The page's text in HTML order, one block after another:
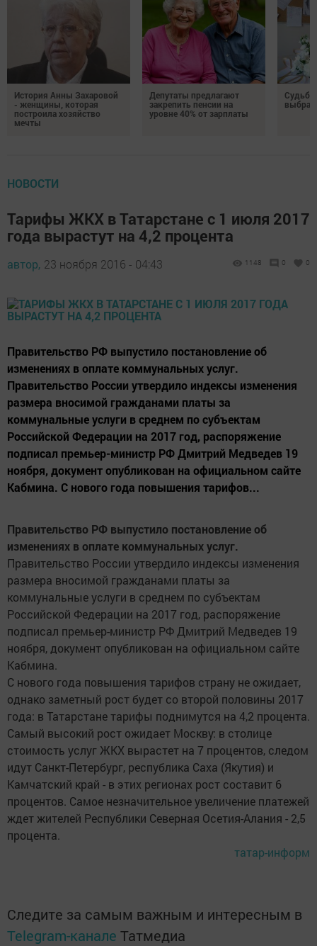
История Анны Захаровой
- женщины, которая
построила хозяйство
мечты
Депутаты предлагают
закрепить пенсии на
уровне 40% от зарплаты
НОВОСТИ
Тарифы ЖКХ в Татарстане с 1 июля 2017
года вырастут на 4,2 процента
автор, 23 ноября 2016 - 04:43 1148 0 0
Правительство РФ выпустило постановление об
изменениях в оплате коммунальных услуг.
Правительство России утвердило индексы изменения
размера вносимой гражданами платы за
коммунальные услуги в среднем по субъектам
Российской Федерации на 2017 год, распоряжение
подписал премьер-министр РФ Дмитрий Медведев 19
ноября, документ опубликован на официальном сайте
Кабмина. С нового года повышения тарифов...
Правительство РФ выпустило постановление об
изменениях в оплате коммунальных услуг.
Правительство России утвердило индексы изменения
размера вносимой гражданами платы за
коммунальные услуги в среднем по субъектам
Российской Федерации на 2017 год, распоряжение
подписал премьер-министр РФ Дмитрий Медведев 19
ноября, документ опубликован на официальном сайте
Кабмина.
С нового года повышения тарифов страну не ожидает,
однако заметный рост будет со второй половины 2017
года: в Татарстане тарифы поднимутся на 4,2 процента.
Самый высокий рост ожидает Москву: в столице
стоимость услуг ЖКХ вырастет на 7 процентов, следом
идут Санкт-Петербург, республика Саха (Якутия) и
Камчатский край - в этих регионах рост составит 6
процентов. Самое незначительное увеличение платежей
ждет жителей Республики Северная Осетия-Алания - 2,5
процента.
татар-информ
Следите за самым важным и интересным в
Telegram-канале Татмедиа